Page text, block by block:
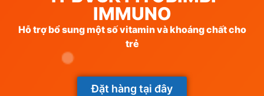
IMMUNO
Hỗ trợ bổ sung một số vitamin và khoáng chất cho
trẻ
Đặt hàng tại đây